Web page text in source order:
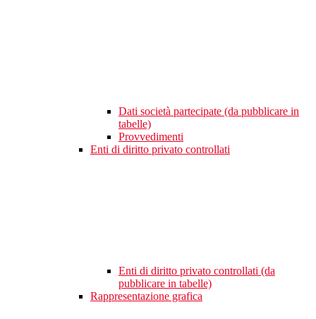
Dati società partecipate (da pubblicare in
tabelle)
Provvedimenti
Enti di diritto privato controllati
Enti di diritto privato controllati (da
pubblicare in tabelle)
Rappresentazione grafica